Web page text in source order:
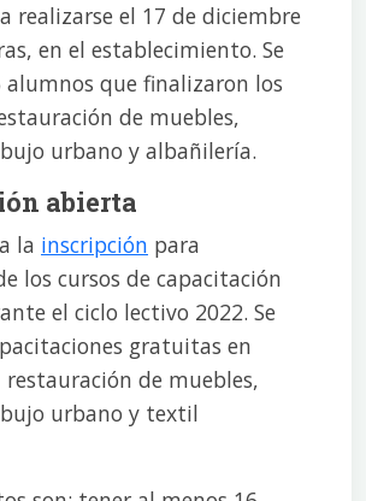
realizarse el 17 de diciembre
en el establecimiento. Se
que finalizaron los
de muebles,
urbano y albañilería.
abierta
la inscripción para
los cursos de capacitación
el ciclo lectivo 2022. Se
gratuitas en
de muebles,
urbano y textil